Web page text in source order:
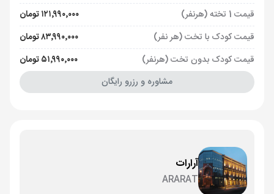
قیمت 1 تخته (هرنفر)
۱۲۱٬۹۹۰٬۰۰۰ تومان
قیمت کودک با تخت (هر نفر)
۸۳٬۹۹۰٬۰۰۰ تومان
قیمت کودک بدون تخت (هرنفر)
۵۱٬۹۹۰٬۰۰۰ تومان
مشاوره و رزرو رایگان
آرارات
ARARAT